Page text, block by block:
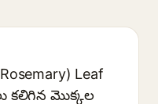
Leaf
కలిగిన మొక్కల